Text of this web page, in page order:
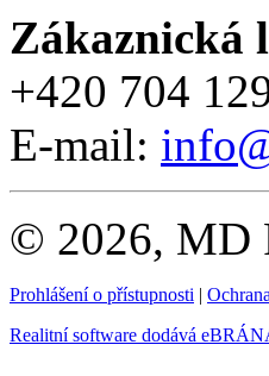
Zákaznická
+420 704
E-mail:
© 2026, MD
Prohlášení o přístupnosti |
Realitní software dodává